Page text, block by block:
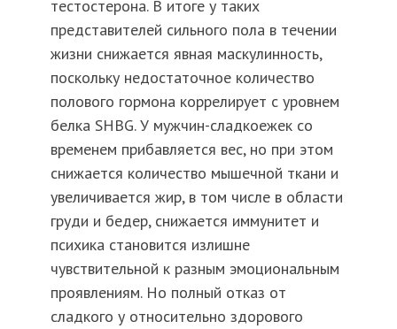
тестостерона. В итоге у таких
представителей сильного пола в течении
жизни снижается явная маскулинность,
поскольку недостаточное количество
полового гормона коррелирует с уровнем
белка SHBG. У мужчин-сладкоежек со
временем прибавляется вес, но при этом
снижается количество мышечной ткани и
увеличивается жир, в том числе в области
груди и бедер, снижается иммунитет и
психика становится излишне
чувствительной к разным эмоциональным
проявлениям. Но полный отказ от
сладкого у относительно здорового